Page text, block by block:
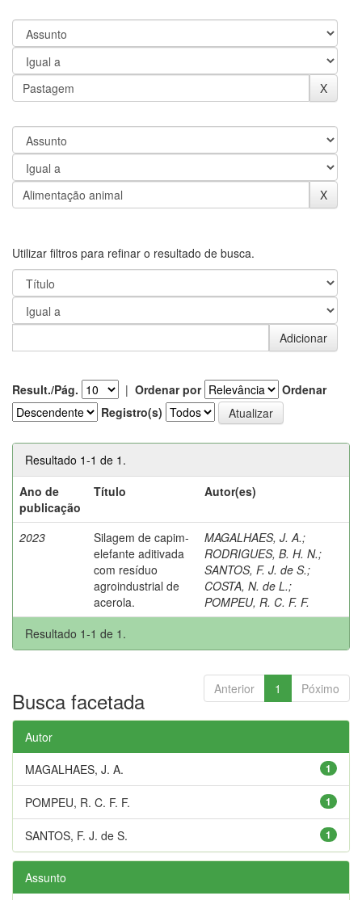
Utilizar filtros para refinar o resultado de busca.
Result./Pág. | Ordenar por
Ordenar
Registro(s)
Resultado 1-1 de 1.
Ano de
publicação
Título Autor(es)
2023
Silagem de capim-
elefante aditivada
com resíduo
agroindustrial de
acerola.
MAGALHAES, J. A.;
RODRIGUES, B. H. N.;
SANTOS, F. J. de S.;
COSTA, N. de L.;
POMPEU, R. C. F. F.
Resultado 1-1 de 1.
Anterior 1 Póximo
Busca facetada
Autor
1
MAGALHAES, J. A.
1
POMPEU, R. C. F. F.
1
SANTOS, F. J. de S.
Assunto